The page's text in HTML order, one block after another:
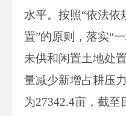
水平。按照“依法依
置”的原则，落实“
未供和闲置土地处
量减少新增占耕压
为27342.4亩，截至